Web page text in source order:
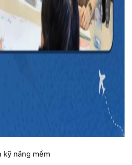
kỹ năng mềm